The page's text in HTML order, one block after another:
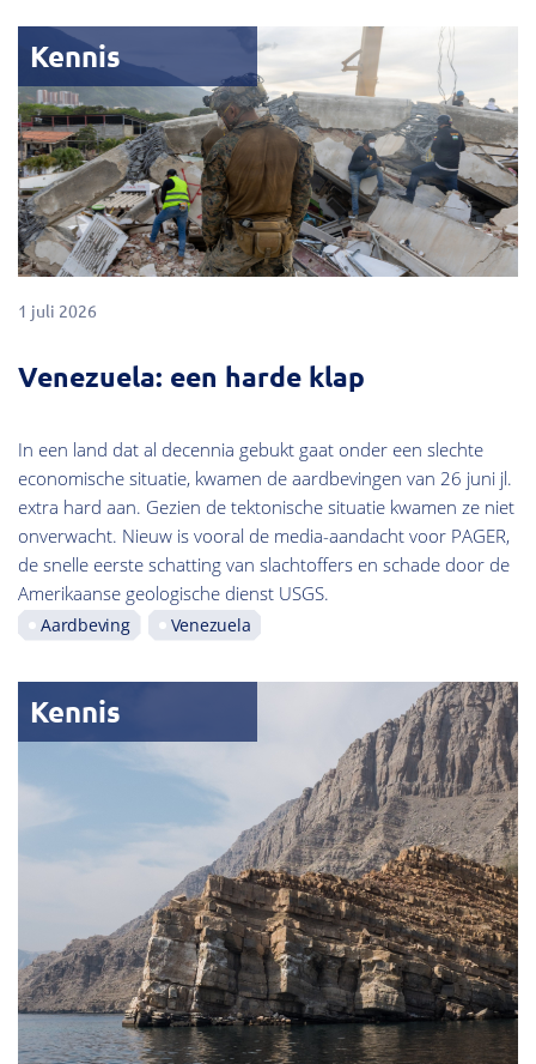
Kennis
1 juli 2026
Venezuela: een harde klap
In een land dat al decennia gebukt gaat onder een slechte
economische situatie, kwamen de aardbevingen van 26 juni jl.
extra hard aan. Gezien de tektonische situatie kwamen ze niet
onverwacht. Nieuw is vooral de media-aandacht voor PAGER,
de snelle eerste schatting van slachtoffers en schade door de
Amerikaanse geologische dienst USGS.
Aardbeving Venezuela
Kennis